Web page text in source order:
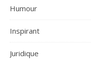
Humour
Inspirant
Juridique